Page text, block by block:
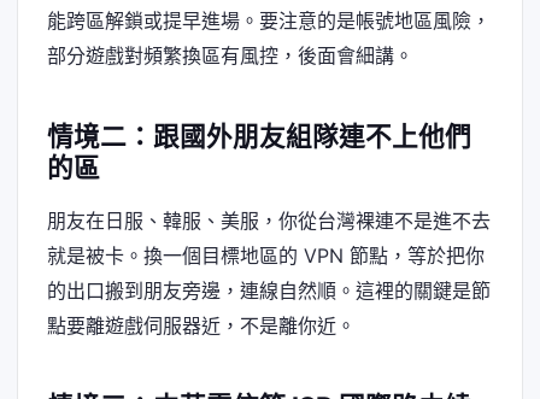
能跨區解鎖或提早進場。要注意的是帳號地區風險，
部分遊戲對頻繁換區有風控，後面會細講。
情境二：跟國外朋友組隊連不上他們
的區
朋友在日服、韓服、美服，你從台灣裸連不是進不去
就是被卡。換一個目標地區的 VPN 節點，等於把你
的出口搬到朋友旁邊，連線自然順。這裡的關鍵是節
點要離遊戲伺服器近，不是離你近。